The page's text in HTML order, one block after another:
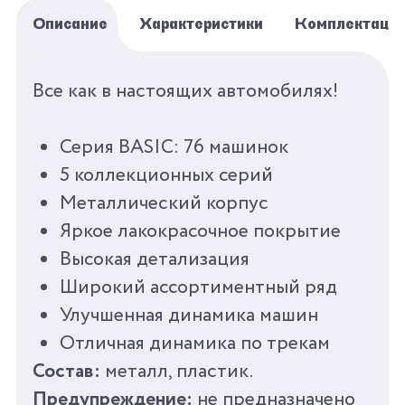
Описание Характеристики
Все как в настоящих автомобилях!
Серия BASIC: 76 машинок
5 коллекционных серий
Металлический корпус
Яркое лакокрасочное покрытие
Высокая детализация
Широкий ассортиментный ряд
Улучшенная динамика машин
Отличная динамика по трекам
Состав: металл, пластик.
БРЕНД AUTOPROFI
СЕРИЯ
МАШИНКИ 1:64 BASIC
ПОЛ ДЛЯ МАЛЬЧИКОВ
ВОЗРАСТ
КОЛИЧЕСТВО ЦВЕТОВ
КОЛИЧЕСТВО
АКСЕССУАРОВ